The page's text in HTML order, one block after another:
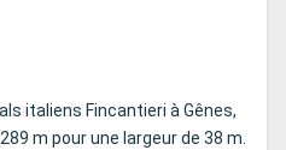
italiens Fincantieri à Gênes,
m pour une largeur de 38 m.